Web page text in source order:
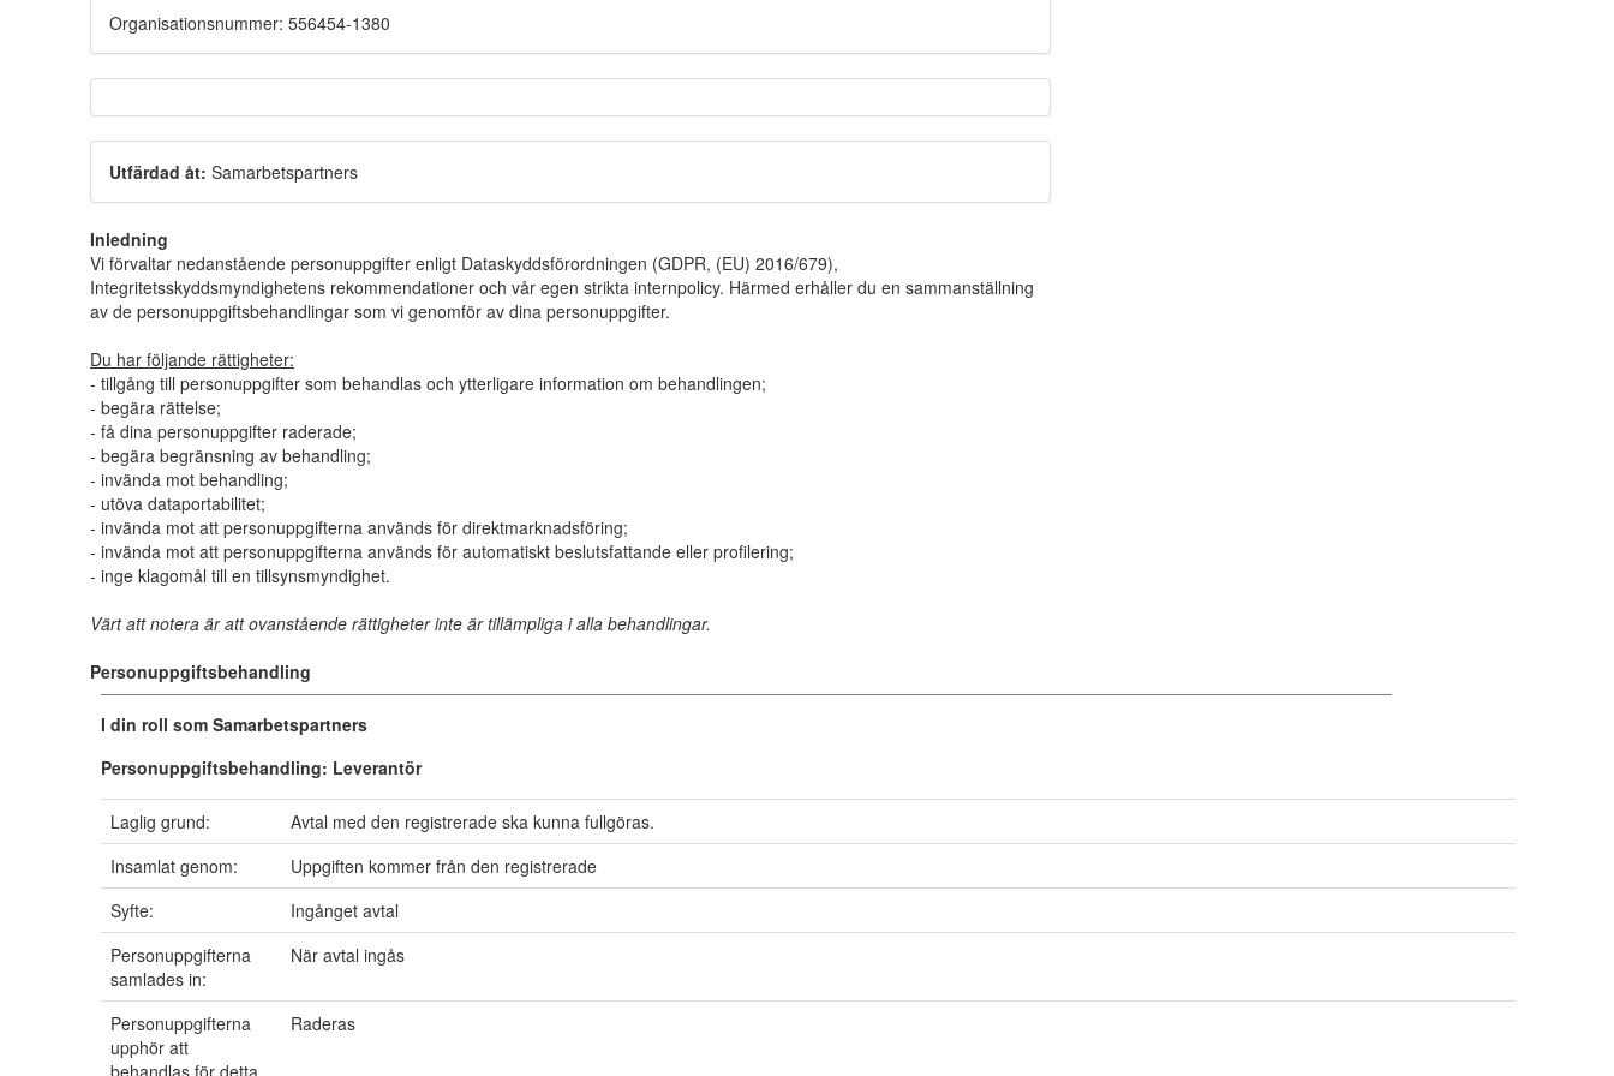
Organisationsnummer: 556454-1380
Utfärdad åt: Samarbetspartners
Inledning
Vi förvaltar nedanstående personuppgifter enligt Dataskyddsförordningen (GDPR, (EU) 2016/679),
Integritetsskyddsmyndighetens rekommendationer och vår egen strikta internpolicy. Härmed erhåller du en sammanställning
av de personuppgiftsbehandlingar som vi genomför av dina personuppgifter.
Du har följande rättigheter:
- tillgång till personuppgifter som behandlas och ytterligare information om behandlingen;
- begära rättelse;
- få dina personuppgifter raderade;
- begära begränsning av behandling;
- invända mot behandling;
- utöva dataportabilitet;
- invända mot att personuppgifterna används för direktmarknadsföring;
- invända mot att personuppgifterna används för automatiskt beslutsfattande eller profilering;
- inge klagomål till en tillsynsmyndighet.
Värt att notera är att ovanstående rättigheter inte är tillämpliga i alla behandlingar.
Personuppgiftsbehandling
I din roll som Samarbetspartners
Personuppgiftsbehandling: Leverantör
Laglig grund:
Avtal med den registrerade ska kunna fullgöras.
Insamlat genom:
Uppgiften kommer från den registrerade
Syfte:
Ingånget avtal
Personuppgifterna
samlades in:
När avtal ingås
Personuppgifterna
upphör att
behandlas för detta
Raderas